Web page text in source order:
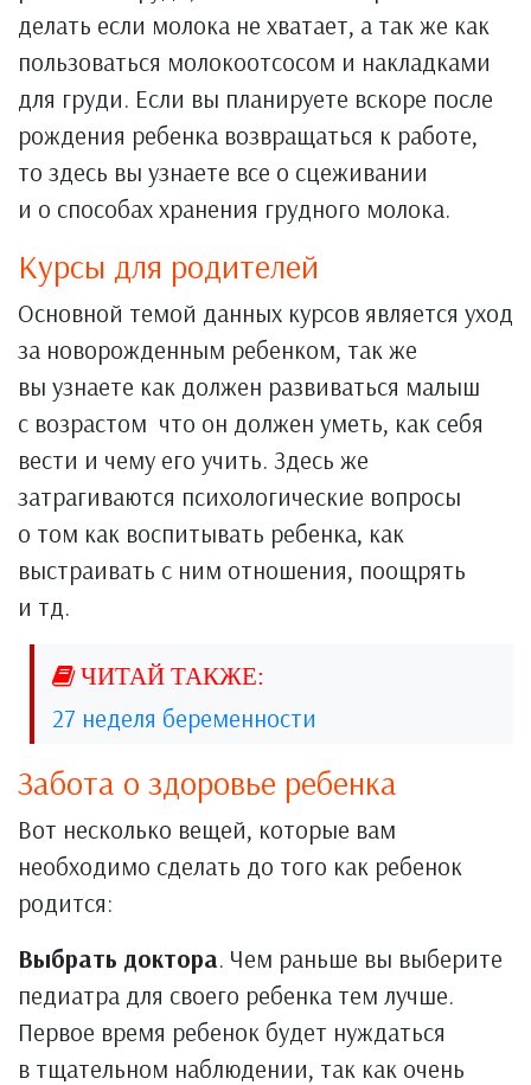
делать если молока не хватает, а так же как
пользоваться молокоотсосом и накладками
для груди. Если вы планируете вскоре после
рождения ребенка возвращаться к работе,
то здесь вы узнаете все о сцеживании
и о способах хранения грудного молока.
Курсы для родителей
Основной темой данных курсов является уход
за новорожденным ребенком, так же
вы узнаете как должен развиваться малыш
с возрастом что он должен уметь, как себя
вести и чему его учить. Здесь же
затрагиваются психологические вопросы
о том как воспитывать ребенка, как
выстраивать с ним отношения, поощрять
и тд.
27 неделя беременности
Забота о здоровье ребенка
Вот несколько вещей, которые вам
необходимо сделать до того как ребенок
родится:
Выбрать доктора. Чем раньше вы выберите
педиатра для своего ребенка тем лучше.
Первое время ребенок будет нуждаться
в тщательном наблюдении, так как очень